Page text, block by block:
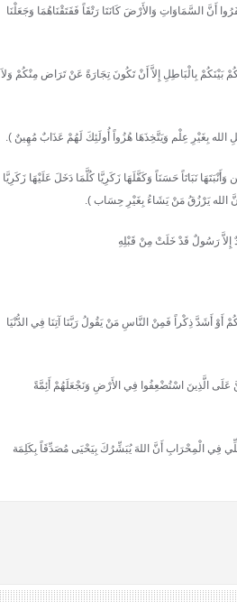
أَنَّ السَّمَاوَاتِ وَالأَرْضَ كَانَتَا رَتْقَاً فَفَتَقْنَاهُمَا وَجَعَلْنَا
بَيْنَكُمْ بِالْبَاطِلِ إِلاَّ أَنْ تَكُونَ تِجَارَةً عَنْ تَرَاض مِنْكُمْ وَلاَ
نَبَاتَاً حَسَنَاً وَكَفَّلَهَا زَكَرِيَّا كُلَّمَا دَخَلَ عَلَيْهَا زَكَرِيَّا
الله يَرْزُقُ مَنْ يَشَاءُ بِغَيْرِ حِسَاب ).
أَوْ أَشَدَّ ذِكْراً فَمِنْ النَّاسِ مَنْ يَقُولُ رَبَّنَا آتِنَا فِي الدُّنْيَا
عَلَى الَّذِينَ اسْتُضْعِفُوا فِي الأَرْضِ وَنَجْعَلَهُمْ أَئِمَّةً
يُصَلِّي فِي الْمِحْرَابِ أَنَّ اللهَ يُبَشِّرُكَ بِيَحْيَى مُصَدِّقَاً بِكَلِمَة